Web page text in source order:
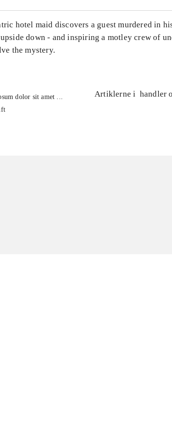
hotel maid discovers a guest murdered in
down - and inspiring a motley crew of
the mystery.
dolor sit amet ...
Artiklerne i handler